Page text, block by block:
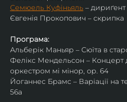
Семюель Куфіньяль –
Євгенія Прокопович – скрипка
Програма:
Альберік Маньяр – Сюїта в
Фелікс Мендельсон – Концерт
оркестром мі мінор, ор. 64
Йоганнес Брамс – Варіації на
56a